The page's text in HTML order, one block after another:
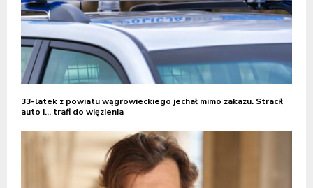
33-latek z powiatu wągrowieckiego jechał mimo zakazu. Stracił
auto i… trafi do więzienia